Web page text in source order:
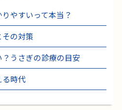
やすいって本当？
の対策
うさぎの診療の目安
る時代